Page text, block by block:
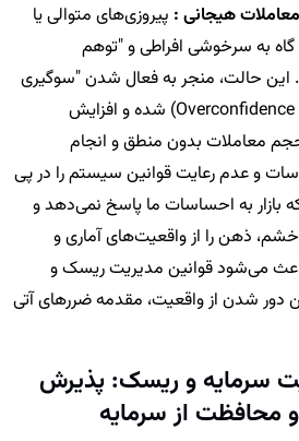
هیجانی : پیروزی‌های متوالی یا
به سرخوشی افراطی و "توهم
حالت، منجر به فعال شدن "سوگیری
اطمینان بیش از حد" (Overconfidence Bias) شده و افزایش
معاملات بدون منطق و انجام
و عدم رعایت قوانین سیستم را در پی
بازار به احساسات ما پاسخ نمی‌دهد و
ذهن را از واقعیت‌های آماری و
باعث می‌شود قوانین مدیریت ریسک و
دور شدن از واقعیت، مقدمه ضررهای آتی
سرمایه و ریسک: پذیرش
از سرمایه